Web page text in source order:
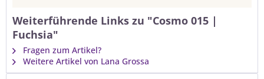
Weiterführende Links zu "Cosmo 015 |
Fuchsia"
Fragen zum Artikel?
Weitere Artikel von Lana Grossa